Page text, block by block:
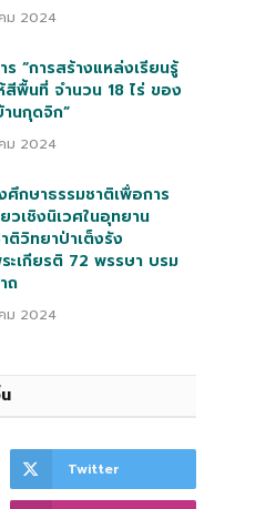
ม 2024
ร “การสร้างแหล่งเรียนรู้
สีพื้นที่ จำนวน 18 ไร่ ของ
นกุดจิก”
ม 2024
ศึกษาธรรมชาติเพื่อการ
วเชิงนิเวศในอุทยาน
ติวิทยาป่าเต็งรัง
ะเกียรติ 72 พรรษา บรม
ถ
ม 2024
Twitter